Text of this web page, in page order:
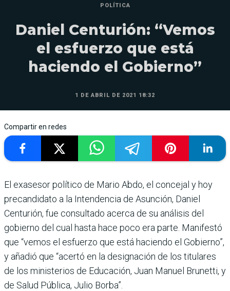
POLÍTICA
Daniel Centurión: “Vemos
el esfuerzo que está
haciendo el Gobierno”
1 DE ABRIL DE 2021 18:32
Compartir en redes
El exasesor político de Mario Abdo, el concejal y hoy
precandidato a la Intendencia de Asunción, Daniel
Centurión, fue consultado acerca de su análisis del
gobierno del cual hasta hace poco era parte. Manifestó
que “vemos el esfuerzo que está haciendo el Gobierno”,
y añadió que “acertó en la designación de los titulares
de los ministerios de Educación, Juan Manuel Brunetti, y
de Salud Pública, Julio Borba”.